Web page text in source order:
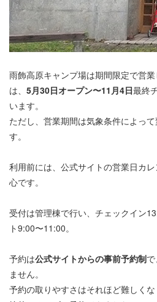
雨飾高原キャンプ場は期間限定で営
は、 5月30日オープン〜11月4日最終
います。
ただし、営業期間は気象条件によっ
す。
利用前には、公式サイトの営業日カ
心です。
受付は管理棟で行い、チェックイン
ト9:00〜11:00。
予約は公式サイトからの事前予約制
ません。
予約の取りやすさはそれほど難しく